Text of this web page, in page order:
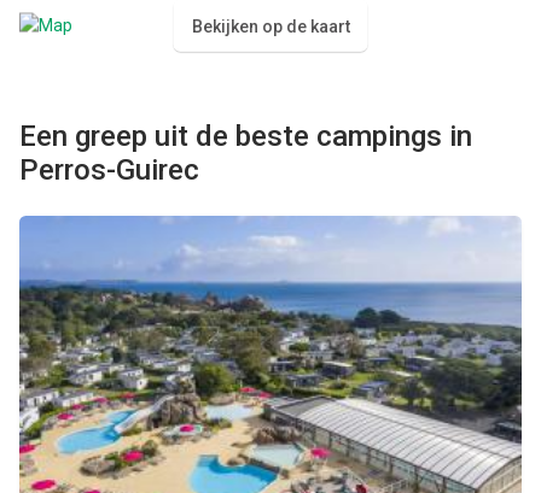
Bekijken op de kaart
Een greep uit de beste campings in
Perros-Guirec